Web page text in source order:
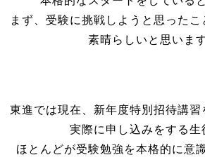
まず、受験に挑戦しようと思ったこ
素晴らしいと思います
東進では現在、新年度特別招待講習
実際に申し込みをする生
ほとんどが受験勉強を本格的に意